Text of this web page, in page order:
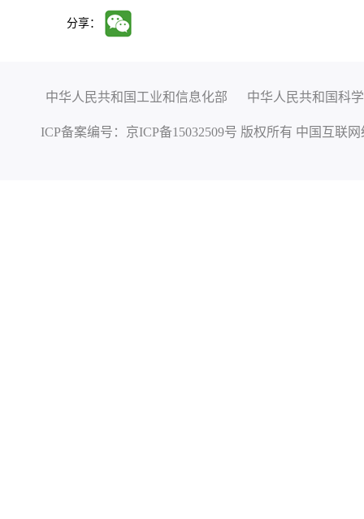
分享：
中华人民共和国工业和信息化部 中华人民共和国科
ICP备案编号： 京ICP备15032509号 版权所有 中国互联